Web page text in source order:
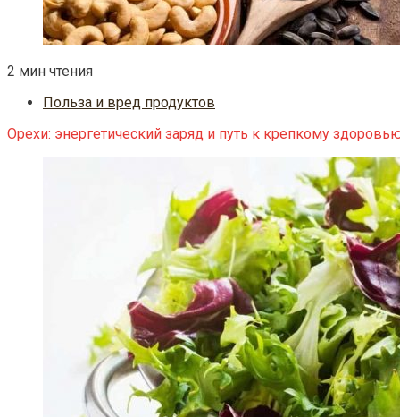
2 мин чтения
Польза и вред продуктов
Орехи: энергетический заряд и путь к крепкому